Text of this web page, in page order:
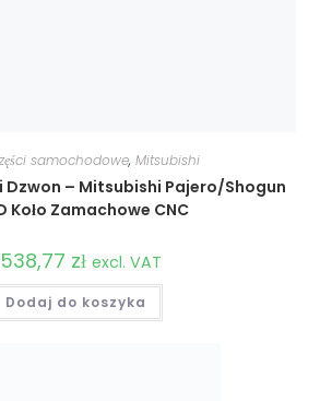
samochodowe, Mitsubishi
Dzwon – Mitsubishi Pajero/Shogun
Koło Zamachowe CNC
538,77 zł excl. VAT
Dodaj do koszyka